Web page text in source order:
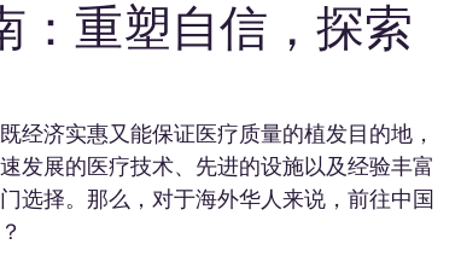
：重塑自信，探索
经济实惠又能保证医疗质量的植发目的地，
发展的医疗技术、先进的设施以及经验丰富
选择。那么，对于海外华人来说，前往中国